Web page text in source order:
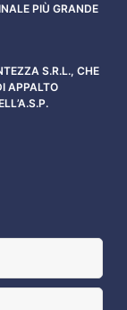
PIÙ GRANDE
S.R.L., CHE
APPALTO